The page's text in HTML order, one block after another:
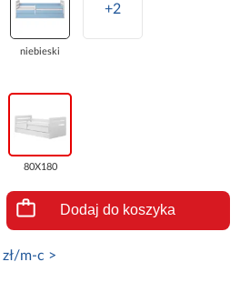
niebieski
+2
80X180
Dodaj do koszyka
zł/m-c >